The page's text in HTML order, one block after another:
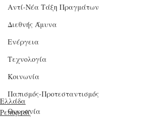
Αντί-Νέα Τάξη Πραγμάτων
Διεθνής Άμυνα
Ενέργεια
Τεχνολογία
Κοινωνία
Παπισμός-Προτεσταντισμός
Ουκρανία
Ελλάδα
Ρεπορτάζ